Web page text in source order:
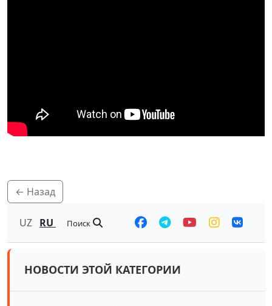
← Назад
UZ RU Поиск
НОВОСТИ ЭТОЙ КАТЕГОРИИ